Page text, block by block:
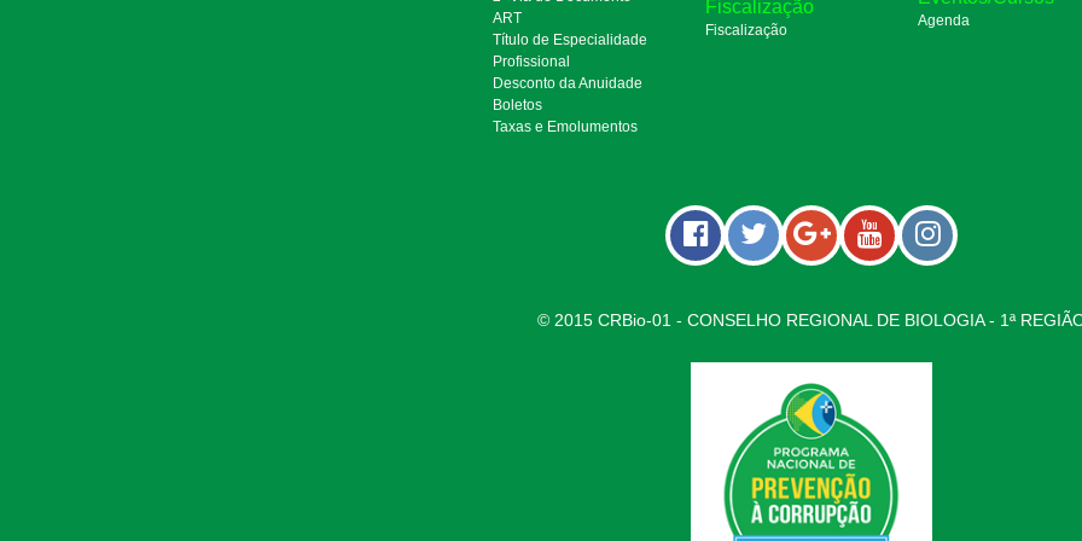
ART
Título de Especialidade
Profissional
Desconto da Anuidade
Boletos
Taxas e Emolumentos
Fiscalização
Fiscalização
Agenda
© 2015 CRBio-01 - CONSELHO REGIONAL DE BIOLOGIA - 1ª